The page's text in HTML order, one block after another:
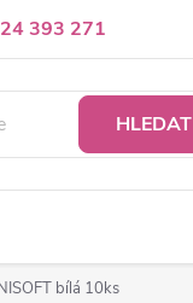
393 271
nám
HLEDAT
bílá 10ks